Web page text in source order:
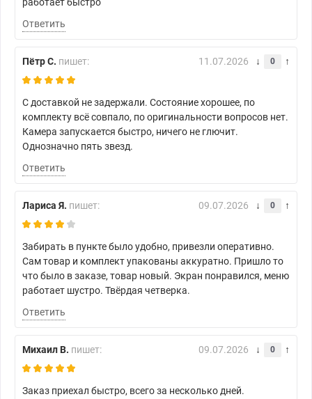
Ответить
Пётр С. пишет: 11.07.2026 0
С доставкой не задержали. Состояние хорошее, по
комплекту всё совпало, по оригинальности вопросов нет.
Камера запускается быстро, ничего не глючит.
Однозначно пять звезд.
Ответить
Лариса Я. пишет: 09.07.2026 0
Забирать в пункте было удобно, привезли оперативно.
Сам товар и комплект упакованы аккуратно. Пришло то
что было в заказе, товар новый. Экран понравился, меню
работает шустро. Твёрдая четверка.
Ответить
Михаил В. пишет: 09.07.2026 0
Заказ приехал быстро, всего за несколько дней.